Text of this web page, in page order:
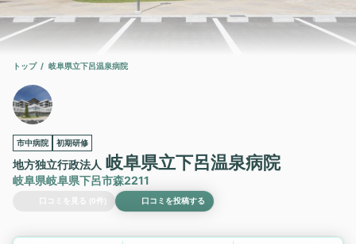
トップ 岐阜県立下呂温泉病院
市中病院 初期研修
地方独立行政法人 岐阜県立下呂温泉病院
岐阜県岐阜県下呂市森2211
口コミを見る (0件) 口コミを投稿する